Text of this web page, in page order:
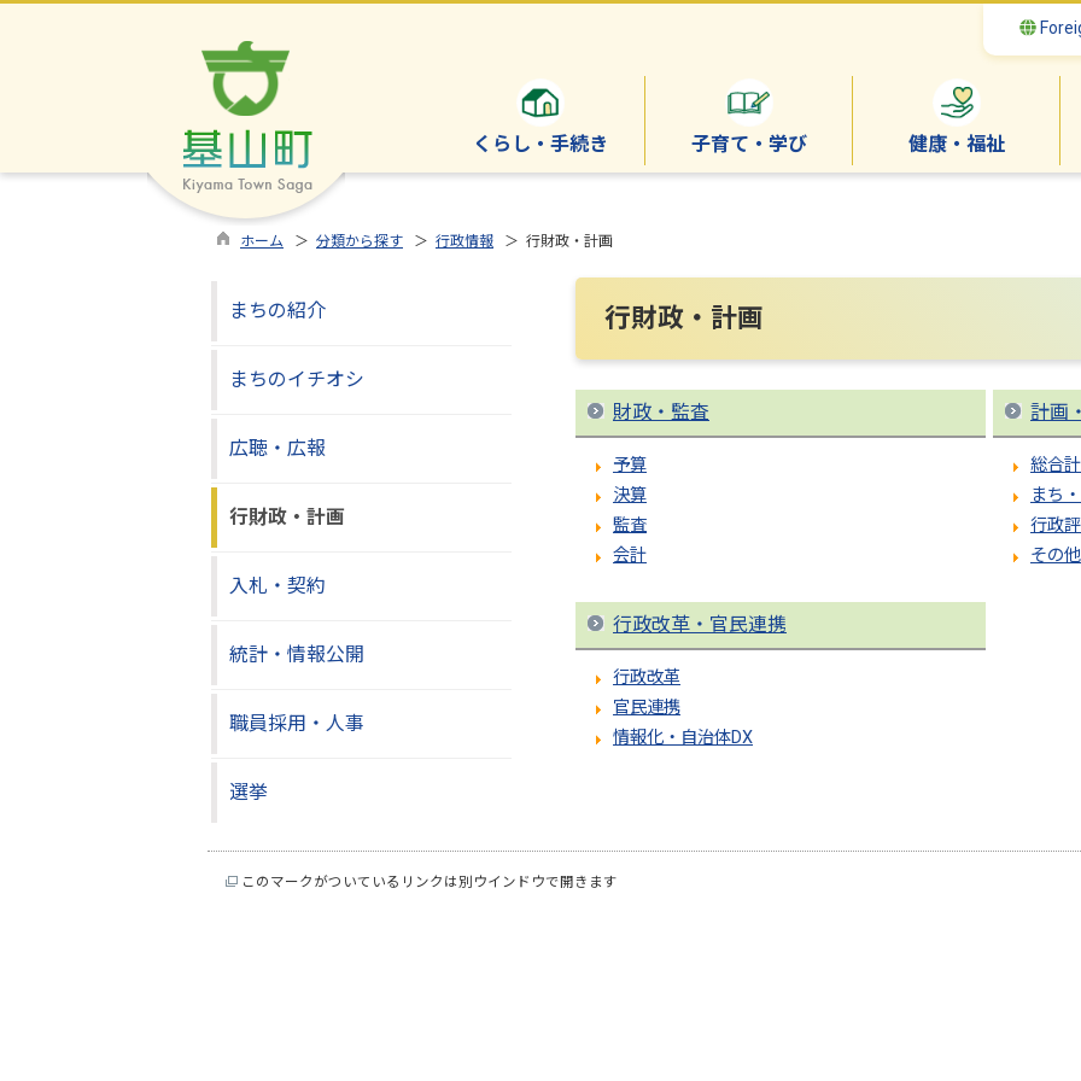
くらし・手続き 子育て・学び 健康・福祉
ホーム ＞ 分類から探す ＞ 行政情報 ＞ 行財政・計画
行財政・計画
財政・監査
予算
決算
監査
会計
計画
総合
まち
行政
その
行政改革・官民連携
行政改革
官民連携
情報化・自治体DX
まちの紹介
まちのイチオシ
広聴・広報
行財政・計画
入札・契約
統計・情報公開
職員採用・人事
選挙
このマークがついているリンクは別ウインドウで開きます